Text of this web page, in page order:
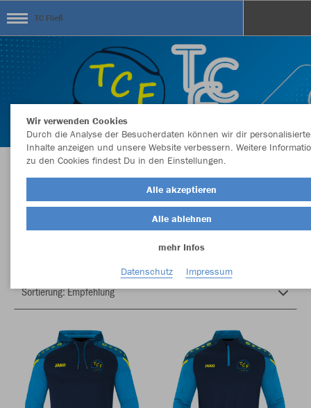
TC Fließ
Herzlich Willkommen im Teamshop TC Fließ
Farbe
Wir verwenden Cookies
Durch die Analyse der Besucherdaten können wir dir personalisierte
Inhalte anzeigen und unsere Website verbessern. Weitere
zu den Cookies findest Du in den Einstellungen.
Alle akzeptieren
Alle ablehnen
mehr Infos
Datenschutz
Impressum